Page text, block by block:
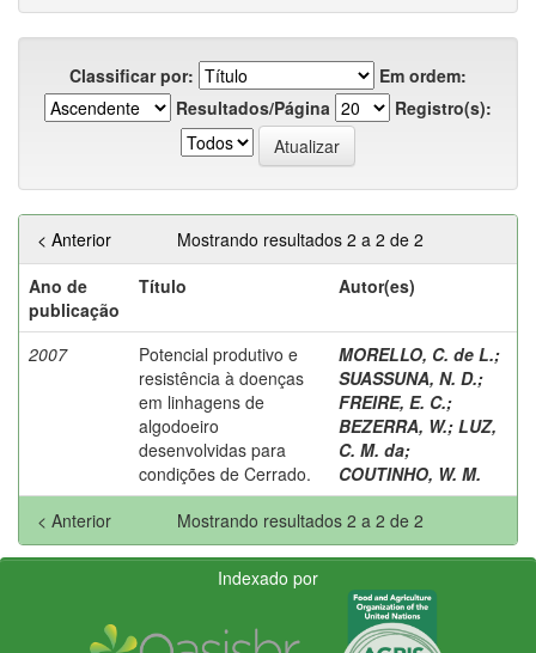
Classificar por:
Em ordem:
Resultados/Página
Registro(s):
Mostrando resultados 2 a 2 de 2
< Anterior
Ano de
publicação
Título Autor(es)
2007
Potencial produtivo e
resistência à doenças
em linhagens de
algodoeiro
desenvolvidas para
condições de Cerrado.
MORELLO, C. de L.;
SUASSUNA, N. D.;
FREIRE, E. C.;
BEZERRA, W.; LUZ,
C. M. da;
COUTINHO, W. M.
Mostrando resultados 2 a 2 de 2
< Anterior
Indexado por